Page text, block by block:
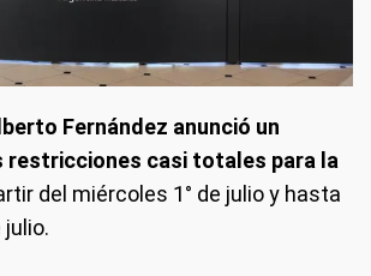
Fernández anunció un
restricciones casi totales para la
del miércoles 1° de julio y hasta
julio.